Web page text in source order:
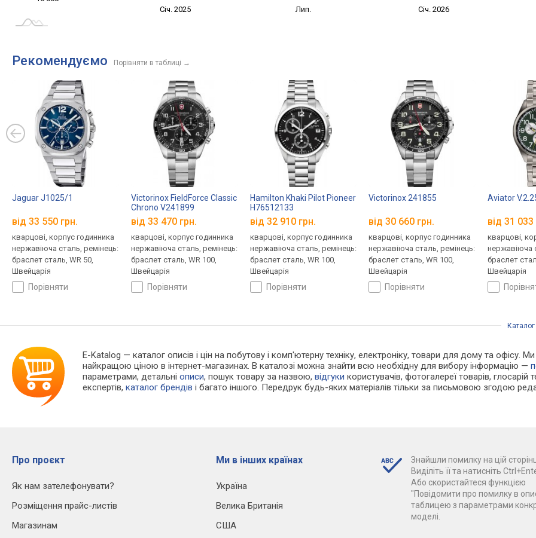
Січ. 2025 Лип. Січ. 2026
Рекомендуємо Порівняти в таблиці →
Jaguar J1025/1
від 33 550 грн.
кварцові, корпус годинника
нержавіюча сталь, ремінець:
браслет сталь, WR 50,
Швейцарія
порівняти
Victorinox FieldForce Classic
Chrono V241899
від 33 470 грн.
кварцові, корпус годинника
нержавіюча сталь, ремінець:
браслет сталь, WR 100,
Швейцарія
порівняти
Hamilton Khaki Pilot Pioneer
H76512133
від 32 910 грн.
кварцові, корпус годинника
нержавіюча сталь, ремінець:
браслет сталь, WR 100,
Швейцарія
порівняти
Victorinox 241855
від 30 660 грн.
кварцові, корпус годинника
нержавіюча сталь, ремінець:
браслет сталь, WR 100,
Швейцарія
порівняти
Aviator
від 31 033
кварцові,
нержавіюча
браслет
Швейцарія
Каталог
E-Katalog — каталог описів і цін на побутову і комп'ютерну техніку, електроніку, товари для дому та офісу.
найкращою ціною в інтернет-магазинах. В каталозі можна знайти всю необхідну для вибору інформацію —
параметрами, детальніописи, пошук товару за назвою,відгуки користувачів, фотогалереї товарів, глосарій
експертів,каталог брендів і багато іншого. Передрук будь-яких матеріалів тільки за письмовою згодою
Про проєкт
Як нам зателефонувати?
Розміщення прайс-листів
Магазинам
Ми в інших країнах
Україна
Велика Британія
США
Знайшли помилку на цій
Виділіть її та натисніть
Або скористайтеся функцією
"Повідомити про помилку в
таблицею з параметрами
моделі.